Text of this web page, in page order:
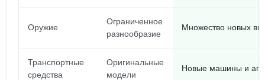
Оружие
Ограниченное
разнообразие
Множество новых
Транспортные
средства
Оригинальные
модели
Новые машины и